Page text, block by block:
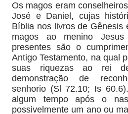
Os magos eram
José e Daniel, cujas
Bíblia nos livros de Gênesis
magos ao menino
presentes são o
Antigo Testamento, na qual
suas riquezas ao rei
demonstração de
senhorio (Sl 72.10; Is
algum tempo após o
possivelmente um ano ou